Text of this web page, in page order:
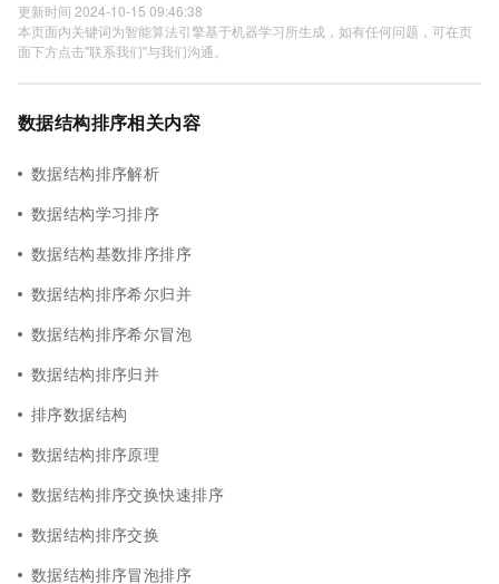
更新时间 2024-10-15 09:46:38
本页面内关键词为智能算法引擎基于机器学习所生成，如有任何问题，可在页
面下方点击"联系我们"与我们沟通。
数据结构排序相关内容
数据结构排序解析
数据结构学习排序
数据结构基数排序排序
数据结构排序希尔归并
数据结构排序希尔冒泡
数据结构排序归并
排序数据结构
数据结构排序原理
数据结构排序交换快速排序
数据结构排序交换
数据结构排序冒泡排序